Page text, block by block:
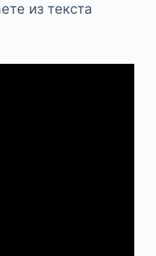
из текста